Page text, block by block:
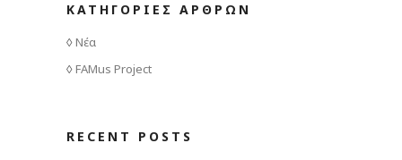
ΚΑΤΗΓΟΡΙΕΣ ΑΡΘΡΩΝ
Νέα
FAMus Project
RECENT POSTS